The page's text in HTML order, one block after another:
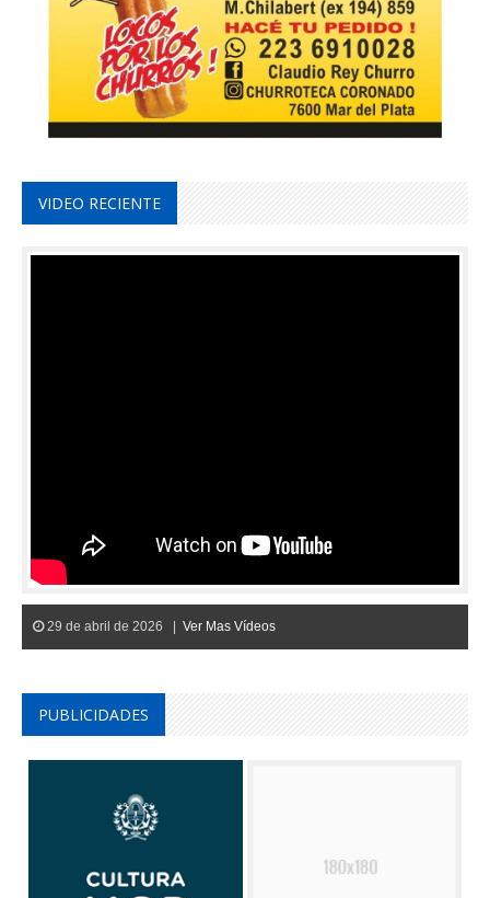
VIDEO RECIENTE
29 de abril de 2026 | Ver Mas Vídeos
PUBLICIDADES